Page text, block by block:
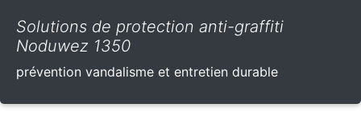
Solutions de protection anti-graffiti
Noduwez 1350
prévention vandalisme et entretien durable